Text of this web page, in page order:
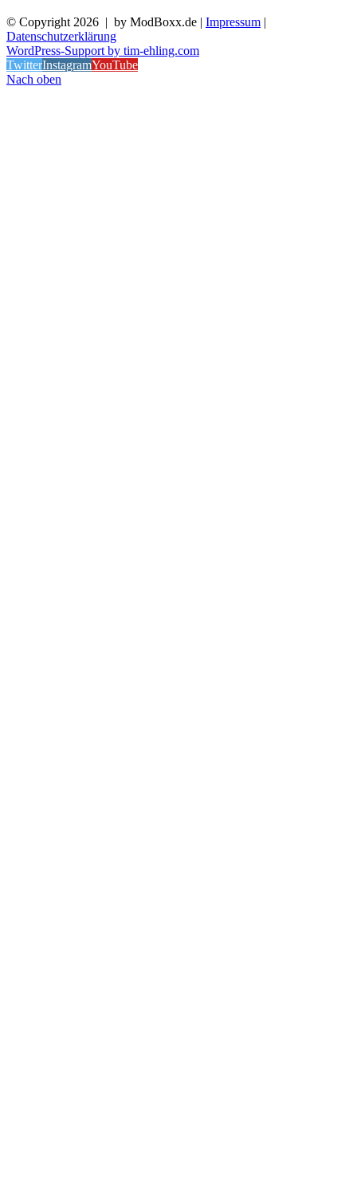
© Copyright 2026 | by ModBoxx.de | Impressum |
Datenschutzerklärung
WordPress-Support by tim-ehling.com
TwitterInstagramYouTube
Nach oben